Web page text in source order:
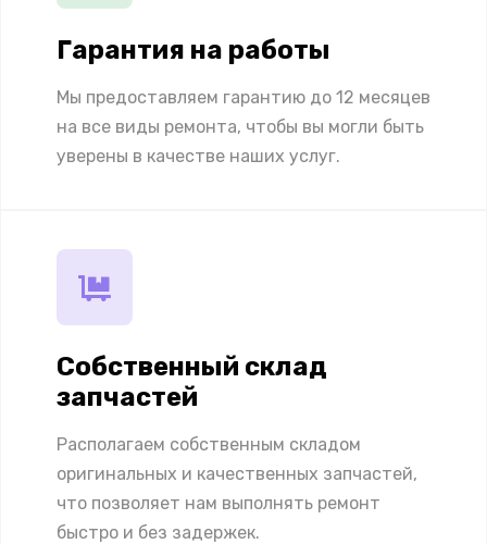
Гарантия на работы
Мы предоставляем гарантию до 12 месяцев
на все виды ремонта, чтобы вы могли быть
уверены в качестве наших услуг.
Собственный склад
запчастей
Располагаем собственным складом
оригинальных и качественных запчастей,
что позволяет нам выполнять ремонт
быстро и без задержек.